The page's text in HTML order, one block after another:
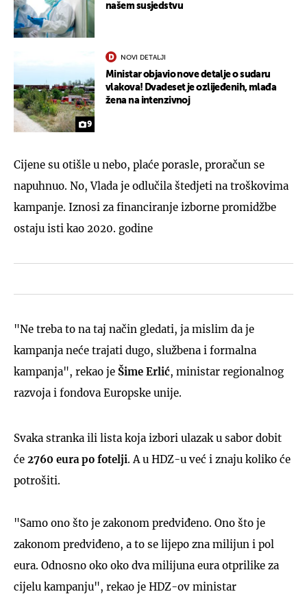
našem susjedstvu
9
NOVI DETALJI
Ministar objavio nove detalje o sudaru
vlakova! Dvadeset je ozlijeđenih, mlađa
žena na intenzivnoj
Cijene su otišle u nebo, plaće porasle, proračun se
napuhnuo. No, Vlada je odlučila štedjeti na troškovima
kampanje. Iznosi za financiranje izborne promidžbe
ostaju isti kao 2020. godine
"Ne treba to na taj način gledati, ja mislim da je
kampanja neće trajati dugo, službena i formalna
kampanja", rekao je Šime Erlić, ministar regionalnog
razvoja i fondova Europske unije.
Svaka stranka ili lista koja izbori ulazak u sabor dobit
će 2760 eura po fotelji. A u HDZ-u već i znaju koliko će
potrošiti.
"Samo ono što je zakonom predviđeno. Ono što je
zakonom predviđeno, a to se lijepo zna milijun i pol
eura. Odnosno oko oko dva milijuna eura otprilike za
cijelu kampanju", rekao je HDZ-ov ministar